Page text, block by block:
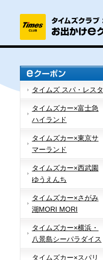
タイムズ スパ・レスタ
タイムズカー×富士急
ハイランド
タイムズカー×東京サ
マーランド
タイムズカー×西武園
ゆうえんち
タイムズカー×さがみ
湖MORI MORI
タイムズカー×横浜・
八景島シーパラダイス
タイムズカー×スパリ